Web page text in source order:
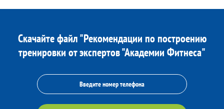
Скачайте файл "Рекомендации по построению
тренировки от экспертов "Академии Фитнеса"